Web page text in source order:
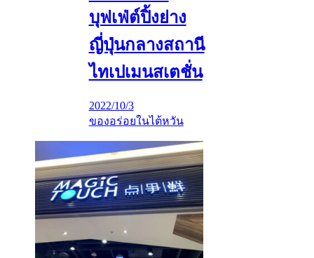
บุฟเฟ่ต์ปิ้งย่าง
ญี่ปุ่นกลางสถานี
ไทเปเมนสเตชั่น
2022/10/3
ของอร่อยในไต้หวัน